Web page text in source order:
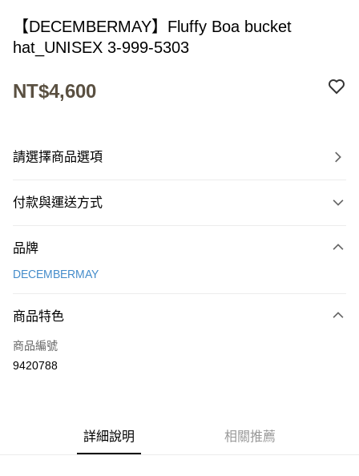
【DECEMBERMAY】Fluffy Boa bucket
hat_UNISEX 3-999-5303
NT$4,600
請選擇商品選項
付款與運送方式
信用卡一次付款
LINE Pay
Apple Pay
品牌
DECEMBERMAY
商品特色
商品編號
9420788
詳細說明 相關推薦